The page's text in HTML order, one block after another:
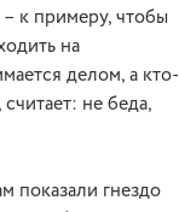
к примеру, чтобы
на
делом, а кто-
не беда,
показали гнездо